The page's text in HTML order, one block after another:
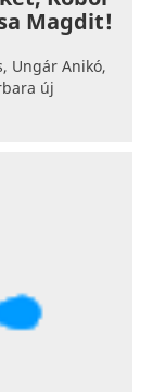
Magdit!
Ungár Anikó,
új